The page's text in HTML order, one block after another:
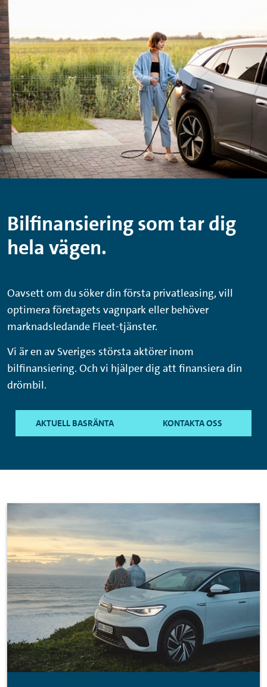
Hoppa till innehåll
Hoppa till sidfoten
Bilfinansiering som tar dig
hela vägen.
Oavsett om du söker din första privatleasing, vill
optimera företagets vagnpark eller behöver
marknadsledande Fleet-tjänster.
Vi är en av Sveriges största aktörer inom
bilfinansiering. Och vi hjälper dig att finansiera din
drömbil.
AKTUELL BASRÄNTA KONTAKTA OSS